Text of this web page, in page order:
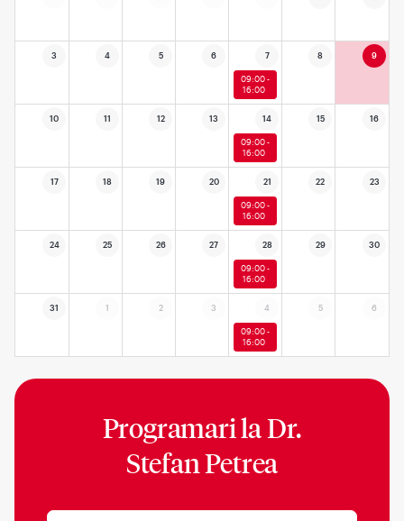
3 4 5 6 7 8 9
09:00 -
16:00
10 11 12 13 14 15 16
09:00 -
16:00
17 18 19 20 21 22 23
09:00 -
16:00
24 25 26 27 28 29 30
09:00 -
16:00
31 1 2 3 4 5 6
09:00 -
16:00
Programari laDr.
Stefan Petrea